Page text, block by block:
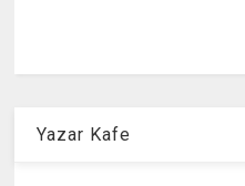
Yazar Kafe